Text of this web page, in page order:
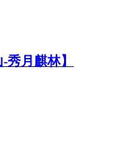
月麒林】